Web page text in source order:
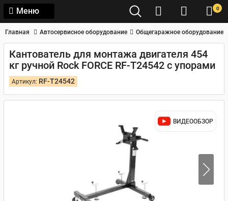
Меню 0
Главная Автосервисное оборудование Общегаражное оборудование
Кантователь для монтажа двигателя 454
кг ручной Rock FORCE RF-T24542 с упорами
Артикул: RF-T24542
ВИДЕООБЗОР